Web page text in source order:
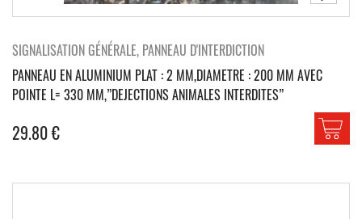
SIGNALISATION GÉNÉRALE, PANNEAU D'INTERDICTION
PANNEAU EN ALUMINIUM PLAT : 2 MM,DIAMETRE : 200 MM AVEC
POINTE L= 330 MM,”DEJECTIONS ANIMALES INTERDITES”
29.80€